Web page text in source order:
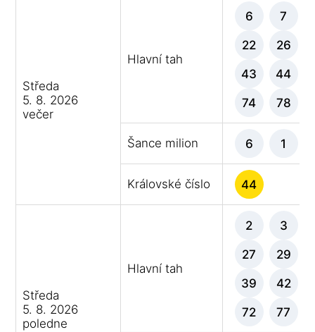
Středa
5. 8. 2026
večer
Hlavní tah
6 7
22 26
43 44
74 78
Šance milion 6 1
Královské číslo 44
Středa
5. 8. 2026
poledne
Hlavní tah
2 3
27 29
39 42
72 77